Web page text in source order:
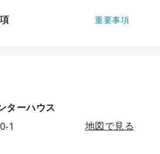
重要事項
ターハウス
1
地図で見る